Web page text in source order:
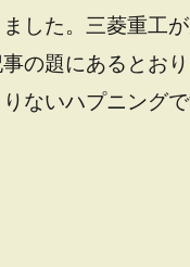
した。三菱重工
の題にあるとお
ないハプニングで